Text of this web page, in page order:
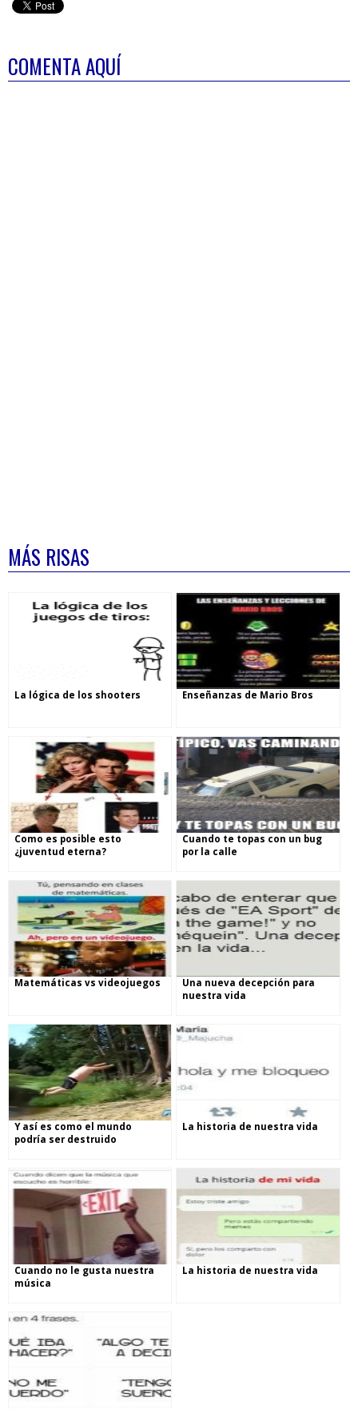
COMENTA AQUÍ
MÁS RISAS
La lógica de los shooters Enseñanzas de Mario Bros
Como es posible esto
¿juventud eterna?
Cuando te topas con un bug
por la calle
Matemáticas vs videojuegos
Una nueva decepción para
nuestra vida
Y así es como el mundo
podría ser destruido
La historia de nuestra vida
Cuando no le gusta nuestra
música
La historia de nuestra vida